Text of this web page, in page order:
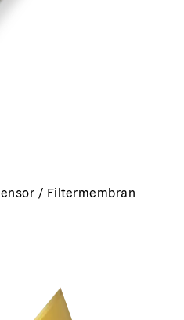
/ Filtermembran